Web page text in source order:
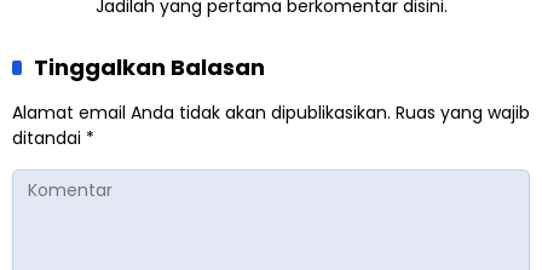
Jadilah yang pertama berkomentar disini.
Tinggalkan Balasan
Alamat email Anda tidak akan dipublikasikan. Ruas yang wajib
ditandai *